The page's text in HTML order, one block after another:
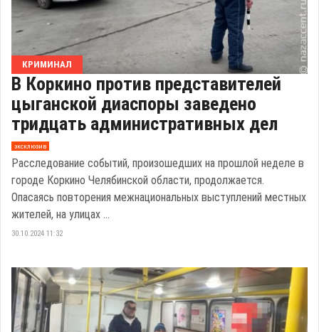
КРИМИНАЛ
В Коркино против представителей
цыганской диаспоры заведено
тридцать административных дел
эксклюзив
Расследование событий, произошедших на прошлой неделе в
городе Коркино Челябинской области, продолжается.
Опасаясь повторения межнациональных выступлений местных
жителей, на улицах ...
30.10.2024 11:32